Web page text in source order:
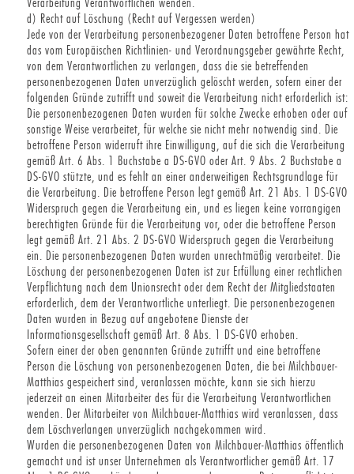
Verarbeitung Verantwortlichen wenden.
d) Recht auf Löschung (Recht auf Vergessen werden)
Jede von der Verarbeitung personenbezogener Daten betroffene Person hat
das vom Europäischen Richtlinien- und Verordnungsgeber gewährte Recht,
von dem Verantwortlichen zu verlangen, dass die sie betreffenden
personenbezogenen Daten unverzüglich gelöscht werden, sofern einer der
folgenden Gründe zutrifft und soweit die Verarbeitung nicht erforderlich ist:
Die personenbezogenen Daten wurden für solche Zwecke erhoben oder auf
sonstige Weise verarbeitet, für welche sie nicht mehr notwendig sind. Die
betroffene Person widerruft ihre Einwilligung, auf die sich die Verarbeitung
gemäß Art. 6 Abs. 1 Buchstabe a DS-GVO oder Art. 9 Abs. 2 Buchstabe a
DS-GVO stützte, und es fehlt an einer anderweitigen Rechtsgrundlage für
die Verarbeitung. Die betroffene Person legt gemäß Art. 21 Abs. 1 DS-GVO
Widerspruch gegen die Verarbeitung ein, und es liegen keine vorrangigen
berechtigten Gründe für die Verarbeitung vor, oder die betroffene Person
legt gemäß Art. 21 Abs. 2 DS-GVO Widerspruch gegen die Verarbeitung
ein. Die personenbezogenen Daten wurden unrechtmäßig verarbeitet. Die
Löschung der personenbezogenen Daten ist zur Erfüllung einer rechtlichen
Verpflichtung nach dem Unionsrecht oder dem Recht der Mitgliedstaaten
erforderlich, dem der Verantwortliche unterliegt. Die personenbezogenen
Daten wurden in Bezug auf angebotene Dienste der
Informationsgesellschaft gemäß Art. 8 Abs. 1 DS-GVO erhoben.
Sofern einer der oben genannten Gründe zutrifft und eine betroffene
Person die Löschung von personenbezogenen Daten, die bei Milchbauer-
Matthias gespeichert sind, veranlassen möchte, kann sie sich hierzu
jederzeit an einen Mitarbeiter des für die Verarbeitung Verantwortlichen
wenden. Der Mitarbeiter von Milchbauer-Matthias wird veranlassen, dass
dem Löschverlangen unverzüglich nachgekommen wird.
Wurden die personenbezogenen Daten von Milchbauer-Matthias öffentlich
gemacht und ist unser Unternehmen als Verantwortlicher gemäß Art. 17